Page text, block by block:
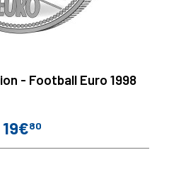
- Football Euro 1998
Prix
19€80